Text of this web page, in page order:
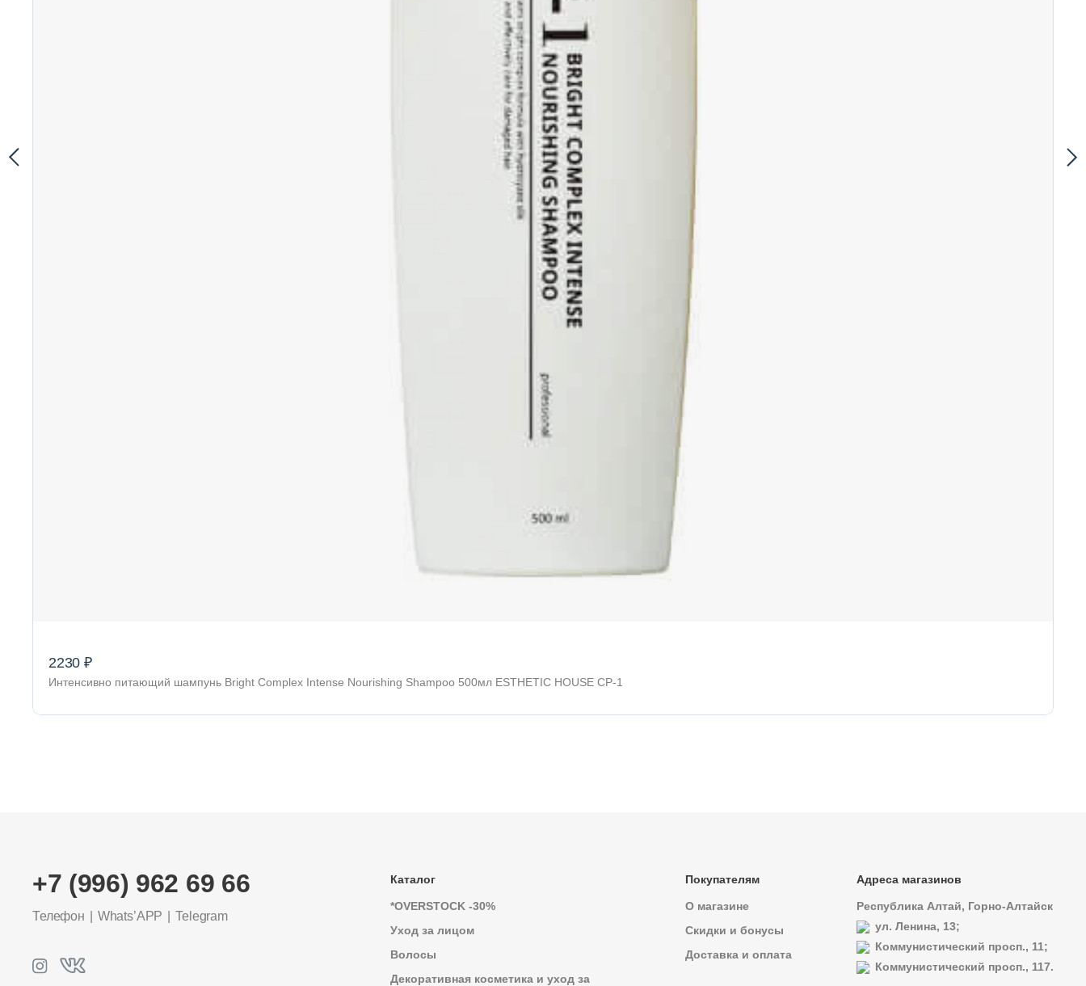
2230 ₽
Интенсивно питающий шампунь Bright Complex Intense Nourishing Shampoo 500мл ESTHETIC HOUSE CP-1
+7 (996) 962 69 66
Телефон Whats’APP Telegram
Каталог
*OVERSTOCK -30%
Уход за лицом
Волосы
Декоративная косметика и уход за
Покупателям
О магазине
Скидки и бонусы
Доставка и оплата
Адреса магазинов
Республика Алтай, Горно-Алтайск
ул. Ленина, 13;
Коммунистический просп., 11;
Коммунистический просп., 117.